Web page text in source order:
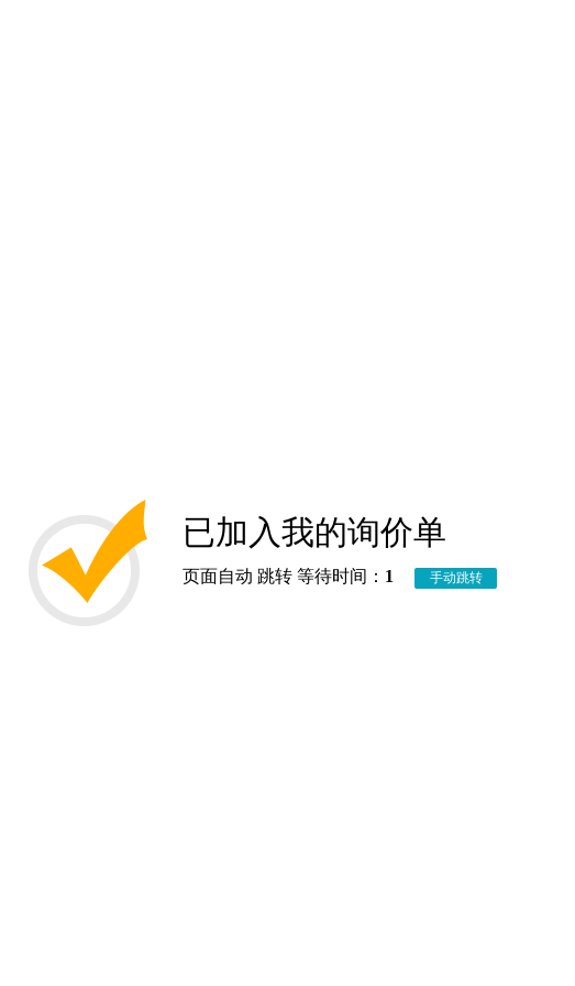
已加入我的询价单
页面自动 跳转 等待时间： 1 手动跳转